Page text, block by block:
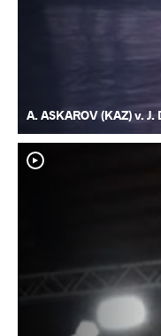
A. ASKAROV (KAZ) v.